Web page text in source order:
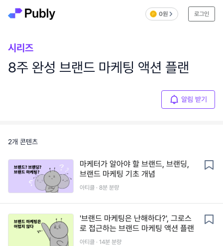
0원 로그인
시리즈
8주 완성 브랜드 마케팅 액션 플랜
알림 받기
2개 콘텐츠
마케터가 알아야 할 브랜드, 브랜딩,
브랜드 마케팅 기초 개념
아티클 · 8분 분량
'브랜드 마케팅은 난해하다?', 그로스
로 접근하는 브랜드 마케팅 액션 플랜
아티클 · 14분 분량